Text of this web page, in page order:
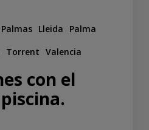
Palmas Lleida
Palma
Torrent Valencia
con el